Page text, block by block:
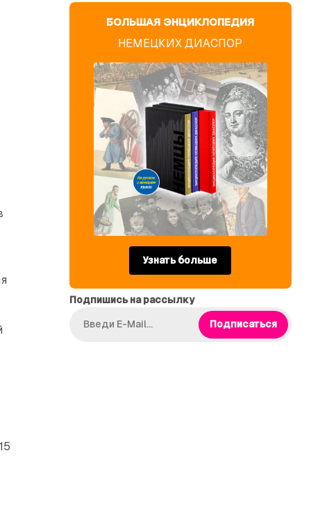
БОЛЬШАЯ ЭНЦИКЛОПЕДИЯ
НЕМЕЦКИХ ДИАСПОР
Узнать больше
Подпишись на рассылку
Подписаться